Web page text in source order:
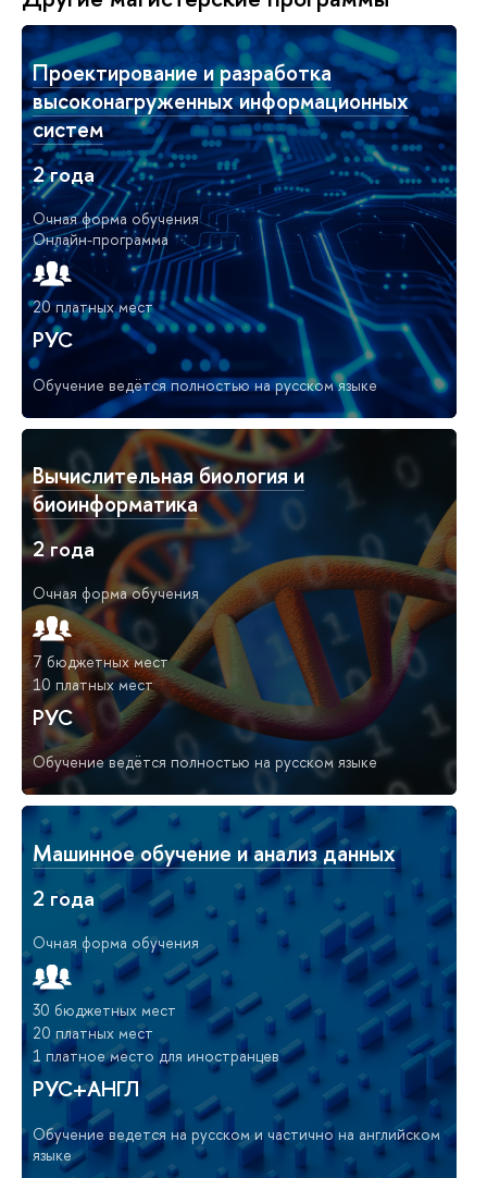
Проектирование и разработка
высоконагруженных информационных
систем
2 года
Очная форма обучения
Онлайн-программа
20 платных мест
РУС
Обучение ведётся полностью на русском языке
Вычислительная биология и
биоинформатика
2 года
Очная форма обучения
7 бюджетных мест
10 платных мест
РУС
Обучение ведётся полностью на русском языке
Машинное обучение и анализ данных
2 года
Очная форма обучения
30 бюджетных мест
20 платных мест
1 платное место для иностранцев
РУС+АНГЛ
Обучение ведется на русском и частично на английском
языке